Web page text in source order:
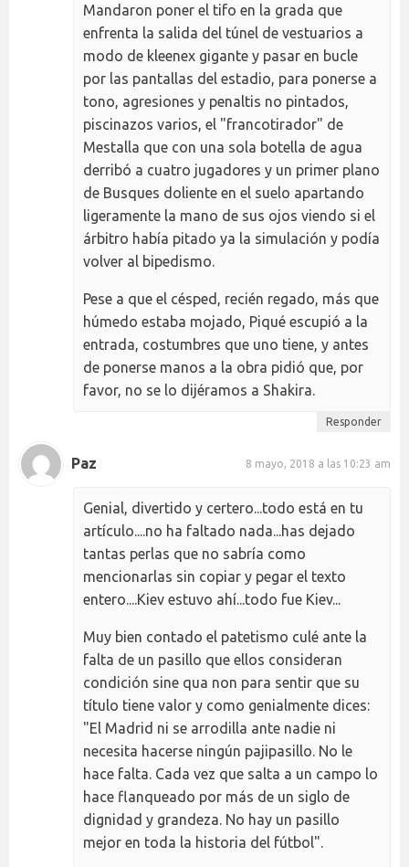
Mandaron poner el tifo en la grada que
enfrenta la salida del túnel de vestuarios a
modo de kleenex gigante y pasar en bucle
por las pantallas del estadio, para ponerse a
tono, agresiones y penaltis no pintados,
piscinazos varios, el "francotirador" de
Mestalla que con una sola botella de agua
derribó a cuatro jugadores y un primer plano
de Busques doliente en el suelo apartando
ligeramente la mano de sus ojos viendo si el
árbitro había pitado ya la simulación y podía
volver al bipedismo.
Pese a que el césped, recién regado, más que
húmedo estaba mojado, Piqué escupió a la
entrada, costumbres que uno tiene, y antes
de ponerse manos a la obra pidió que, por
favor, no se lo dijéramos a Shakira.
Responder
Paz 8 mayo, 2018 a las 10:23 am
Genial, divertido y certero...todo está en tu
artículo....no ha faltado nada...has dejado
tantas perlas que no sabría como
mencionarlas sin copiar y pegar el texto
entero....Kiev estuvo ahí...todo fue Kiev...
Muy bien contado el patetismo culé ante la
falta de un pasillo que ellos consideran
condición sine qua non para sentir que su
título tiene valor y como genialmente dices:
"El Madrid ni se arrodilla ante nadie ni
necesita hacerse ningún pajipasillo. No le
hace falta. Cada vez que salta a un campo lo
hace flanqueado por más de un siglo de
dignidad y grandeza. No hay un pasillo
mejor en toda la historia del fútbol".